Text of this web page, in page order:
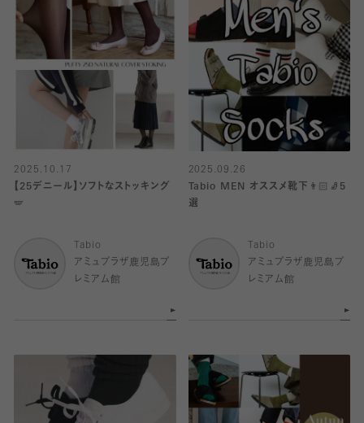
2025.10.17
【25デニール】ソフトなストッキング
🪽
Tabio
アミュプラザ鹿児島プ
レミアム館
2025.09.26
Tabio MEN オススメ靴下👨🏻🧦5
選
Tabio
アミュプラザ鹿児島プ
レミアム館